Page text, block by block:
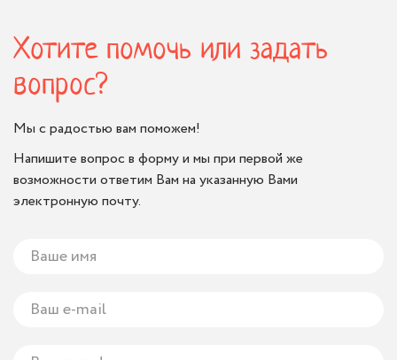
Хотите помочь или задать
вопрос?
Мы с радостью вам поможем!
Напишите вопрос в форму и мы при первой же
возможности ответим Вам на указанную Вами
электронную почту.